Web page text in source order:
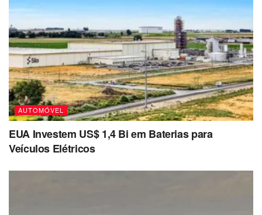
AUTOMÓVEL
EUA Investem US$ 1,4 Bi em Baterias para
Veículos Elétricos